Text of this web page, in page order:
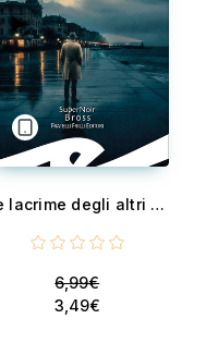
Le lacrime degli altri - La prima indagine di Vagner Rindi
6,99€
3,49€